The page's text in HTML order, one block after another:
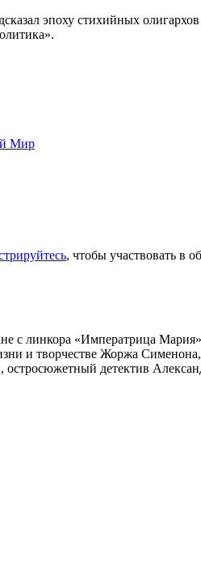
эпоху стихийных
Мир
, чтобы участвовать в
с линкора «Императрица
и творчестве Жоржа
детектив